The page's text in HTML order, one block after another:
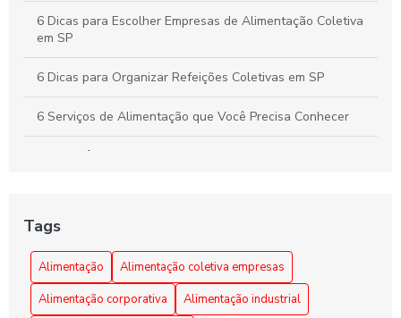
6 Dicas para Escolher Empresas de Alimentação Coletiva
em SP
6 Dicas para Organizar Refeições Coletivas em SP
6 Serviços de Alimentação que Você Precisa Conhecer
A importância da alimentação coletiva empresarial
Alimentação Coletiva em Empresas: Benefícios e Dicas
Alimentação Coletiva em Empresas: Benefícios e
Estratégias Eficazes
Tags
Alimentação
Alimentação coletiva empresas
Alimentação corporativa
Alimentação industrial